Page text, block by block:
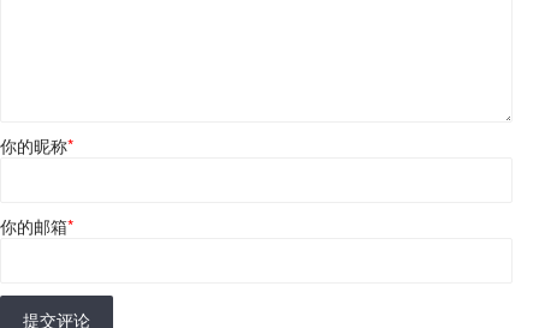
你的昵称*
你的邮箱*
提交评论